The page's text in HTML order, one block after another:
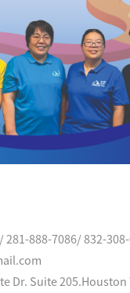
281-888-7086/ 832-
Dr. Suite 205.Houston